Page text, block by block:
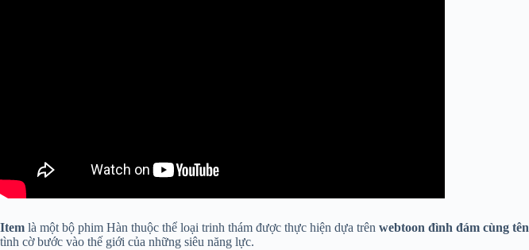
Item là một bộ phim Hàn thuộc thể loại trinh thám được thực hiện dựa trên webtoon đình đám cùng tên
tình cờ bước vào thế giới của những siêu năng lực.